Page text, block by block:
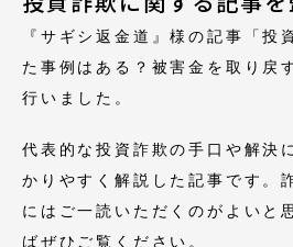
『サギシ返金道』様の記事「投
た事例はある？被害金を取り戻
行いました。
代表的な投資詐欺の手口や解決
かりやすく解説した記事です。
にはご一読いただくのがよいと
ばぜひご覧ください。